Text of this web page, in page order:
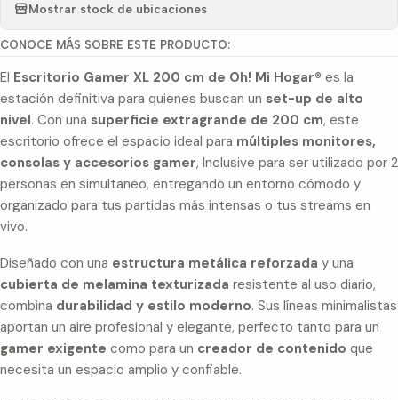
Mostrar stock de ubicaciones
CONOCE MÁS SOBRE ESTE PRODUCTO:
El Escritorio Gamer XL 200 cm de Oh! Mi Hogar® es la
estación definitiva para quienes buscan un set-up de alto
nivel. Con una superficie extragrande de 200 cm, este
escritorio ofrece el espacio ideal para múltiples monitores,
consolas y accesorios gamer, Inclusive para ser utilizado por 2
personas en simultaneo, entregando un entorno cómodo y
organizado para tus partidas más intensas o tus streams en
vivo.
Diseñado con una estructura metálica reforzada y una
cubierta de melamina texturizada resistente al uso diario,
combina durabilidad y estilo moderno. Sus líneas minimalistas
aportan un aire profesional y elegante, perfecto tanto para un
gamer exigente como para un creador de contenido que
necesita un espacio amplio y confiable.